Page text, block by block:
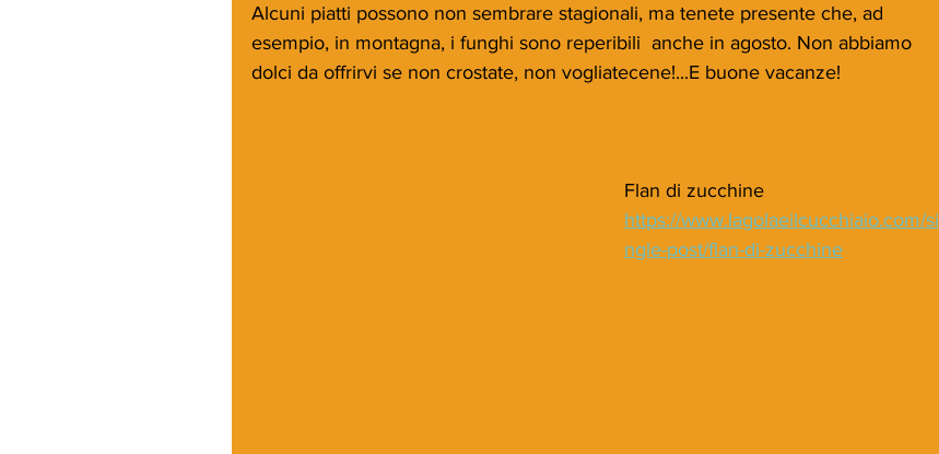
Alcuni piatti possono non sembrare stagionali, ma tenete presente che, ad
esempio, in montagna, i funghi sono reperibili  anche in agosto. Non abbiamo
dolci da offrirvi se non crostate, non vogliatecene!...E buone vacanze!
Flan di zucchine
https://www.lagolaeilcucchiaio.com/si
ngle-post/flan-di-zucchine